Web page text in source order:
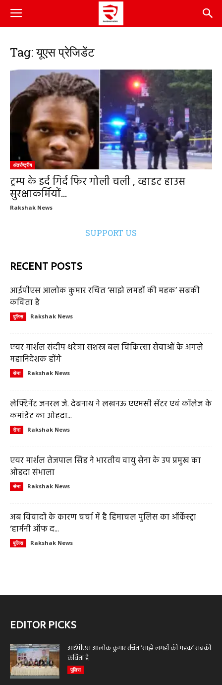
Tag: यूएस प्रेजिडेंट
अंतर्राष्ट्रीय
ट्रम्प के इर्द गिर्द फिर गोली चली , व्हाइट हाउस
सुरक्षाकर्मियों...
Rakshak News
SUPPORT US
RECENT POSTS
आईपीएस आलोक कुमार रचित ‘साझे लमहों की महक’ सबकी
कविता है
पुलिस Rakshak News
एयर मार्शल संदीप थरेजा सशस्त्र बल चिकित्सा सेवाओं के अगले
महानिदेशक होंगे
सेना Rakshak News
लेफ्टिनेंट जनरल जे. देबनाथ ने लखनऊ एएमसी सेंटर एवं कॉलेज के
कमांडेंट का ओहदा...
सेना Rakshak News
एयर मार्शल तेजपाल सिंह ने भारतीय वायु सेना के उप प्रमुख का
ओहदा संभाला
सेना Rakshak News
अब विवादों के कारण चर्चा में है हिमाचल पुलिस का ऑर्केस्ट्रा
‘हार्मनी ऑफ द...
पुलिस Rakshak News
EDITOR PICKS
आईपीएस आलोक कुमार रचित ‘साझे लमहों की महक’ सबकी
कविता है
पुलिस